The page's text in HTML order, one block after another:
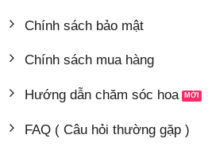
Chính sách bảo mật
Chính sách mua hàng
Hướng dẫn chăm sóc hoa
FAQ ( Câu hỏi thường gặp )